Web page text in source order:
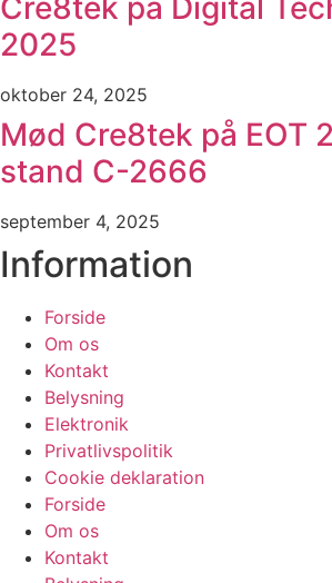
Cre8tek på Digital
2025
oktober 24, 2025
Mød Cre8tek på EOT
stand C-2666
september 4, 2025
Information
Forside
Om os
Kontakt
Belysning
Elektronik
Privatlivspolitik
Cookie deklaration
Forside
Om os
Kontakt